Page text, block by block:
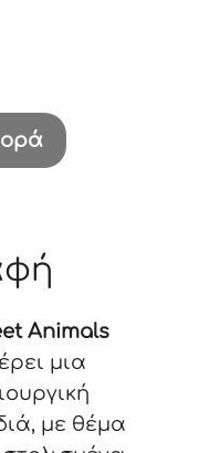
Animals
μια
με θέμα